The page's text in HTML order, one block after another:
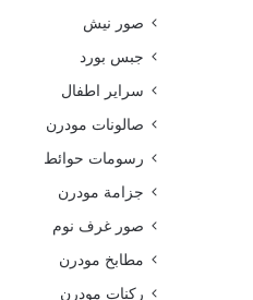
صور نيش
جبس بورد
سراير اطفال
صالونات مودرن
رسومات حوائط
جزامة مودرن
صور غرف نوم
مطابخ مودرن
ركنات مودرن